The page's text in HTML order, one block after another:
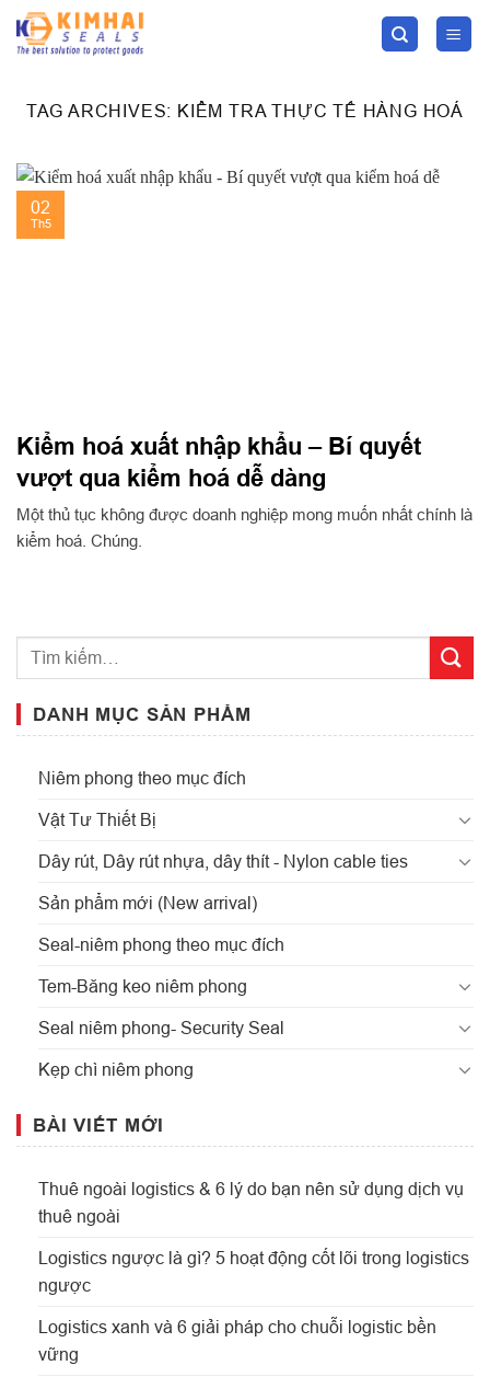
Skip
TAG ARCHIVES: KIỂM TRA THỰC TẾ HÀNG HOÁ
Kiểm hoá xuất nhập khẩu – Bí quyết
vượt qua kiểm hoá dễ dàng
Một thủ tục không được doanh nghiệp mong muốn nhất chính là
kiểm hoá. Chúng.
02
Th5
DANH MỤC SẢN PHẨM
Niêm phong theo mục đích
Vật Tư Thiết Bị
Dây rút, Dây rút nhựa, dây thít - Nylon cable ties
Sản phẩm mới (New arrival)
Seal-niêm phong theo mục đích
Tem-Băng keo niêm phong
Seal niêm phong- Security Seal
Kẹp chì niêm phong
BÀI VIẾT MỚI
Thuê ngoài logistics & 6 lý do bạn nên sử dụng dịch vụ
thuê ngoài
Logistics ngược là gì? 5 hoạt động cốt lõi trong logistics
ngược
Logistics xanh và 6 giải pháp cho chuỗi logistic bền
vững